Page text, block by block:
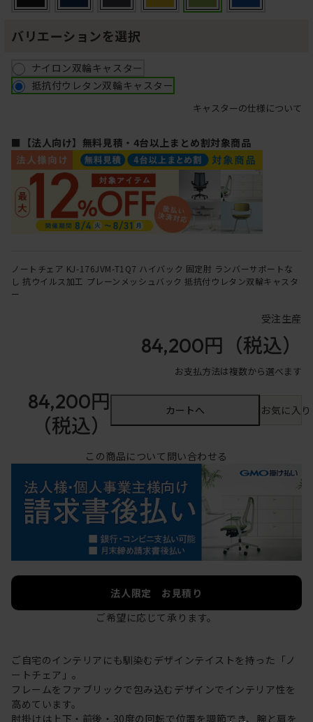
バリエーションを選択
ナイロン双輪キャスター
抵抗付ウレタン双輪キャスター
キャスターの仕様について
■【法人向け】無料見積・4台以上まとめ割対象商品
ノートチェア KJ-176JVM-T1Q7 ハイバック 固定肘 ランバーサポートな
し 抗ウイルス加工 プレーンメッシュバック 抵抗付ウレタン双輪キャスタ
ー
受注生産
84,200円 （税込）
お支払方法は複数から選べます
84,200円
（税込）
カートへ お気に入
この商品について問い合わせる
法人限定 お見積り
ご希望に応じて承ります。
ご自宅のインテリアにも馴染むデザインテイストを持った「ノ
ートチェア」。
フレームをファブリックで包み込むデザインでインテリア性を
高めています。
肘掛けは上下・前後・30度の回転で位置を調節でき、腕と肩を